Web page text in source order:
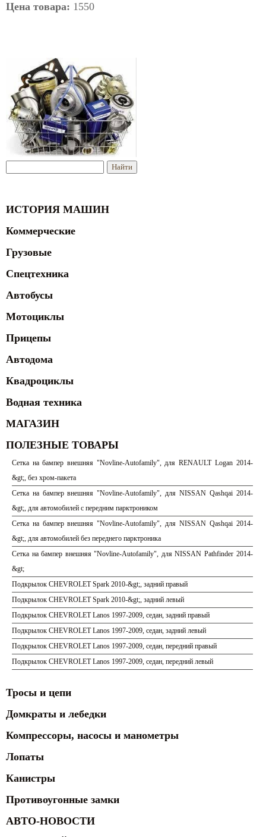
Цена товара: 1550
ИСТОРИЯ МАШИН
Коммерческие
Грузовые
Спецтехника
Автобусы
Мотоциклы
Прицепы
Автодома
Квадроциклы
Водная техника
МАГАЗИН
ПОЛЕЗНЫЕ ТОВАРЫ
Сетка на бампер внешняя "Novline-Autofamily", для RENAULT Logan 2014-
&gt;, без хром-пакета
Сетка на бампер внешняя "Novline-Autofamily", для NISSAN Qashqai 2014-
&gt;, для автомобилей с передним парктроником
Сетка на бампер внешняя "Novline-Autofamily", для NISSAN Qashqai 2014-
&gt;, для автомобилей без переднего парктроника
Сетка на бампер внешняя "Novline-Autofamily", для NISSAN Pathfinder 2014-
&gt;
Подкрылок CHEVROLET Spark 2010-&gt;, задний правый
Подкрылок CHEVROLET Spark 2010-&gt;, задний левый
Подкрылок CHEVROLET Lanos 1997-2009, седан, задний правый
Подкрылок CHEVROLET Lanos 1997-2009, седан, задний левый
Подкрылок CHEVROLET Lanos 1997-2009, седан, передний правый
Подкрылок CHEVROLET Lanos 1997-2009, седан, передний левый
Тросы и цепи
Домкраты и лебедки
Компрессоры, насосы и манометры
Лопаты
Канистры
Противоугонные замки
АВТО-НОВОСТИ